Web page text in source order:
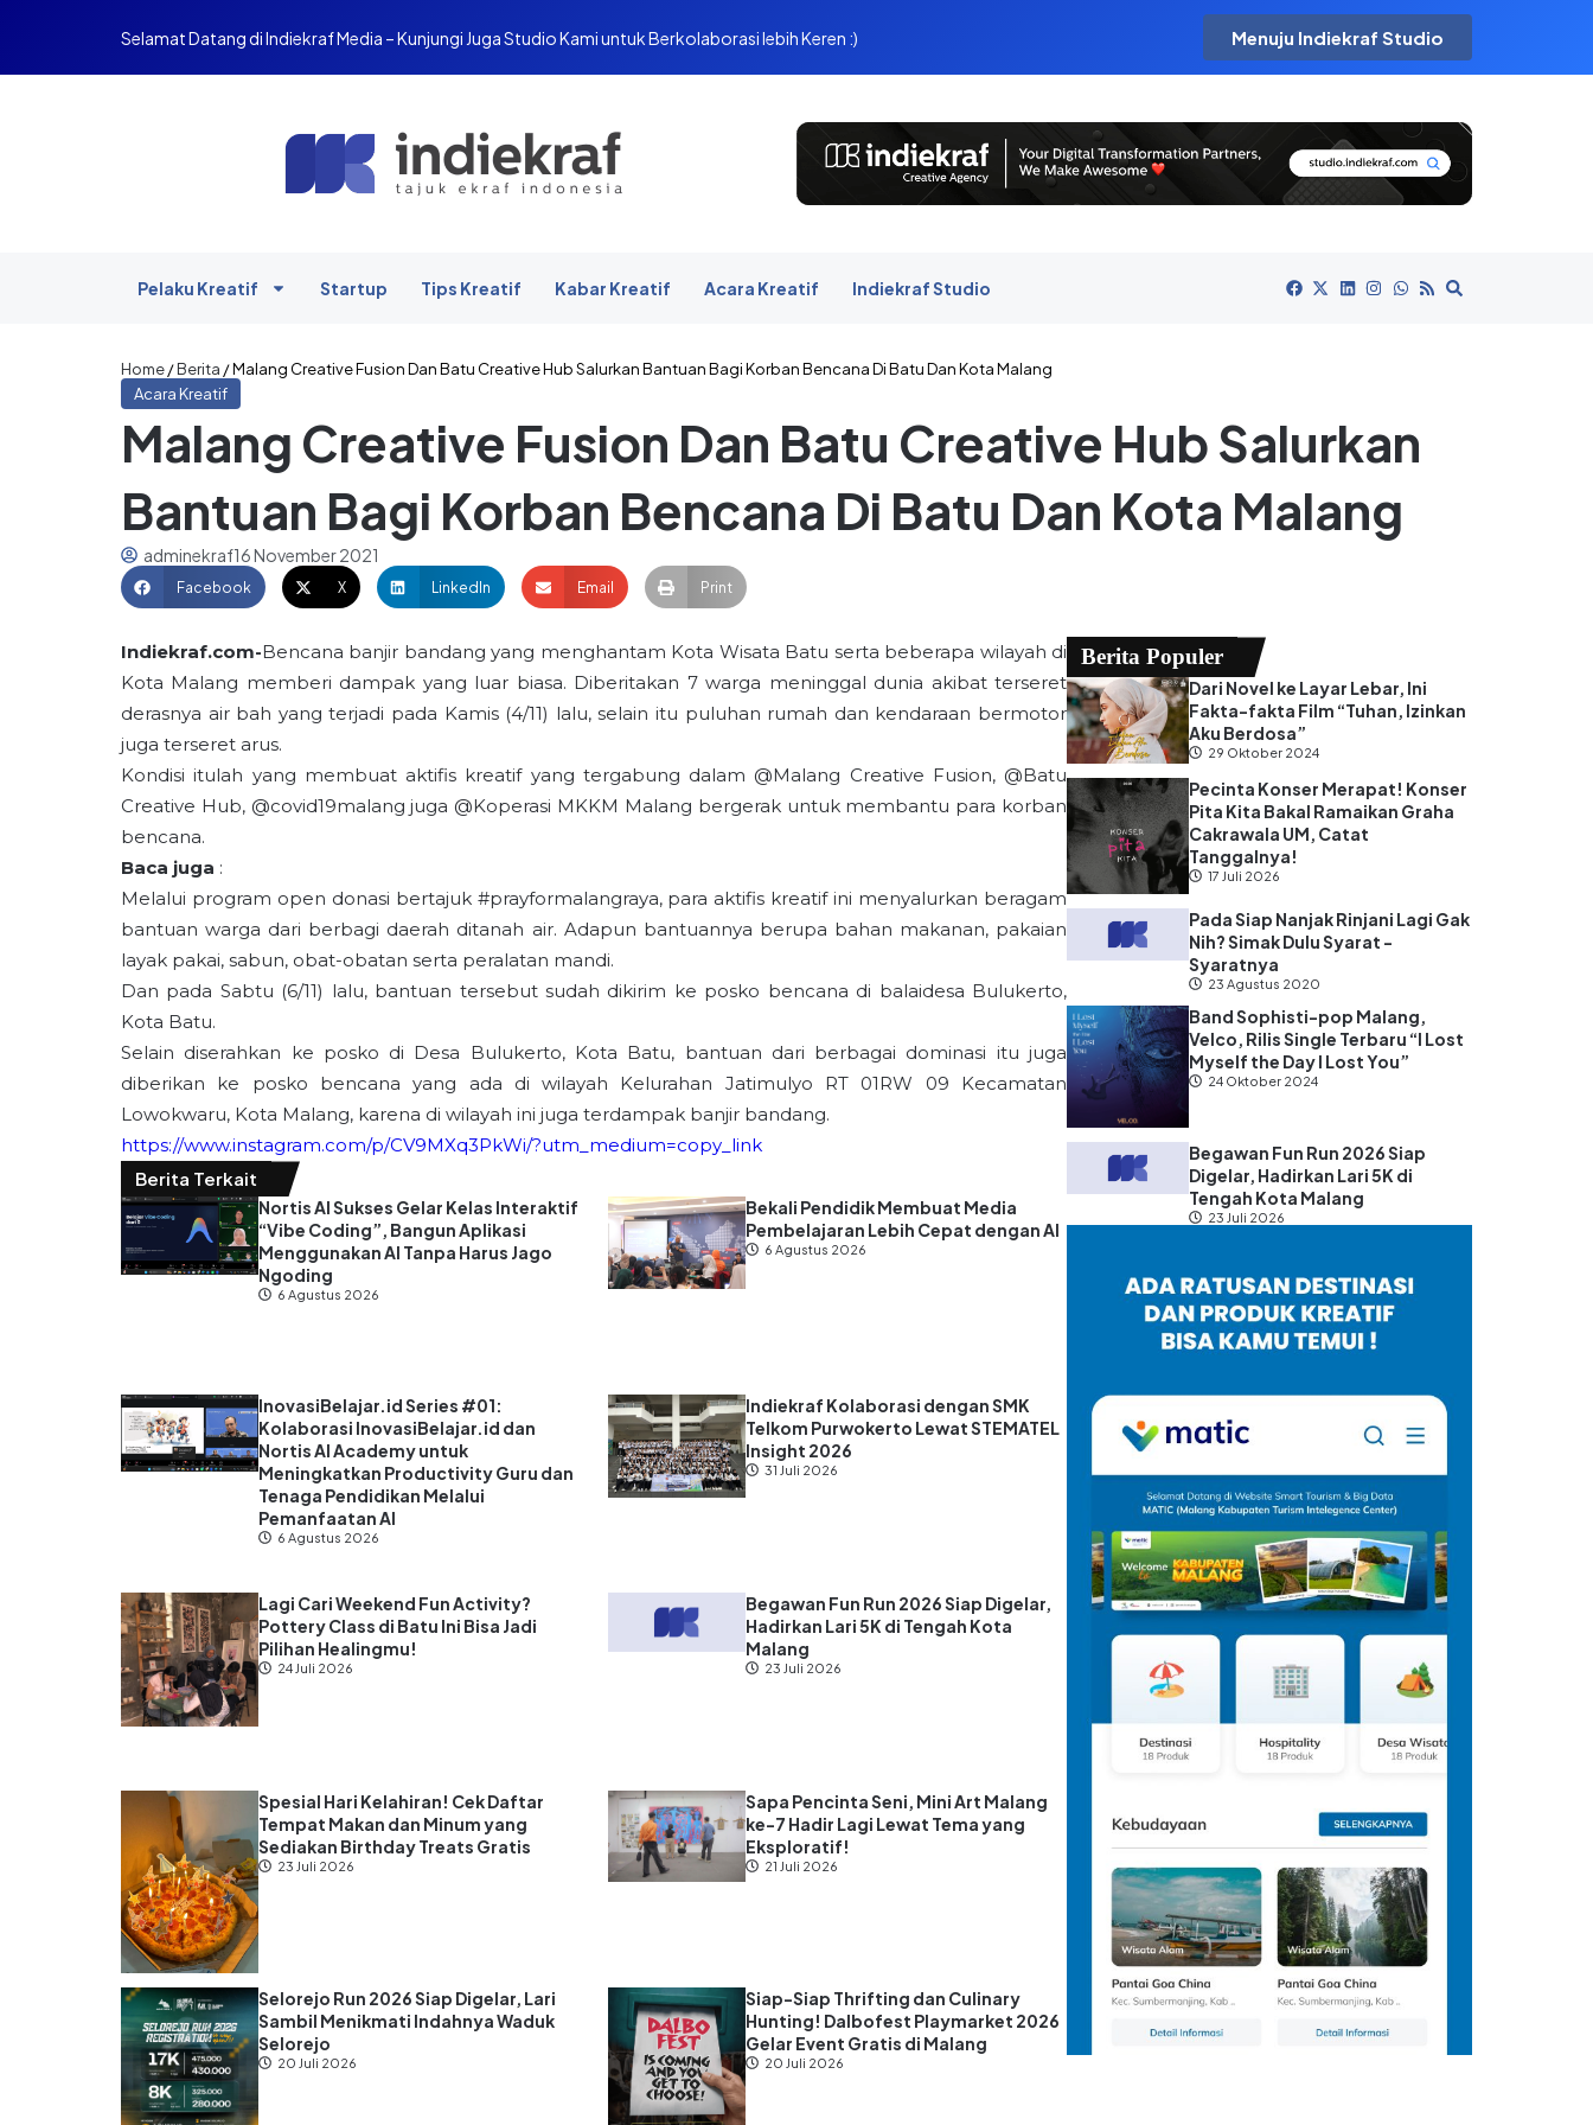
Selamat Datang di Indiekraf Media – Kunjungi Juga Studio Kami untuk Berkolaborasi lebih Keren :) Menuju Indiekraf Studio
Pelaku Kreatif Startup Tips Kreatif Kabar Kreatif Acara Kreatif Indiekraf Studio
Home/Berita /Malang Creative Fusion Dan Batu Creative Hub Salurkan Bantuan Bagi Korban Bencana Di Batu Dan Kota Malang
Acara Kreatif
Malang Creative Fusion Dan Batu Creative Hub Salurkan
Bantuan Bagi Korban Bencana Di Batu Dan Kota Malang
adminekraf16 November 2021
Facebook X LinkedIn Email Print
Indiekraf.com-Bencana banjir bandang yang menghantam Kota Wisata Batu serta beberapa wilayah di
Kota Malang memberi dampak yang luar biasa. Diberitakan 7 warga meninggal dunia akibat terseret
derasnya air bah yang terjadi pada Kamis (4/11) lalu, selain itu puluhan rumah dan kendaraan bermotor
juga terseret arus.
Kondisi itulah yang membuat aktifis kreatif yang tergabung dalam @Malang Creative Fusion, @Batu
Creative Hub, @covid19malang juga @Koperasi MKKM Malang bergerak untuk membantu para korban
bencana.
Baca juga :
Melalui program open donasi bertajuk #prayformalangraya, para aktifis kreatif ini menyalurkan beragam
bantuan warga dari berbagi daerah ditanah air. Adapun bantuannya berupa bahan makanan, pakaian
layak pakai, sabun, obat-obatan serta peralatan mandi.
Dan pada Sabtu (6/11) lalu, bantuan tersebut sudah dikirim ke posko bencana di balaidesa Bulukerto,
Kota Batu.
Selain diserahkan ke posko di Desa Bulukerto, Kota Batu, bantuan dari berbagai dominasi itu juga
diberikan ke posko bencana yang ada di wilayah Kelurahan Jatimulyo RT 01RW 09 Kecamatan
Lowokwaru, Kota Malang, karena di wilayah ini juga terdampak banjir bandang.
https://www.instagram.com/p/CV9MXq3PkWi/?utm_medium=copy_link
Berita Terkait
Nortis AI Sukses Gelar Kelas Interaktif
“Vibe Coding”, Bangun Aplikasi
Menggunakan AI Tanpa Harus Jago
Ngoding
6 Agustus 2026
Bekali Pendidik Membuat Media
Pembelajaran Lebih Cepat dengan AI
6 Agustus 2026
InovasiBelajar.id Series #01:
Kolaborasi InovasiBelajar.id dan
Nortis AI Academy untuk
Meningkatkan Productivity Guru dan
Tenaga Pendidikan Melalui
Pemanfaatan AI
6 Agustus 2026
Indiekraf Kolaborasi dengan SMK
Telkom Purwokerto Lewat STEMATEL
Insight 2026
31 Juli 2026
Lagi Cari Weekend Fun Activity?
Pottery Class di Batu Ini Bisa Jadi
Pilihan Healingmu!
24 Juli 2026
Begawan Fun Run 2026 Siap Digelar,
Hadirkan Lari 5K di Tengah Kota
Malang
23 Juli 2026
Spesial Hari Kelahiran! Cek Daftar
Tempat Makan dan Minum yang
Sediakan Birthday Treats Gratis
23 Juli 2026
Sapa Pencinta Seni, Mini Art Malang
ke-7 Hadir Lagi Lewat Tema yang
Eksploratif!
21 Juli 2026
Selorejo Run 2026 Siap Digelar, Lari
Sambil Menikmati Indahnya Waduk
Selorejo
20 Juli 2026
Siap-Siap Thrifting dan Culinary
Hunting! Dalbofest Playmarket 2026
Gelar Event Gratis di Malang
20 Juli 2026
Berita Populer
Dari Novel ke Layar Lebar, Ini
Fakta-fakta Film “Tuhan, Izinkan
Aku Berdosa”
29 Oktober 2024
Pecinta Konser Merapat! Konser
Pita Kita Bakal Ramaikan Graha
Cakrawala UM, Catat
Tanggalnya!
17 Juli 2026
Pada Siap Nanjak Rinjani Lagi Gak
Nih? Simak Dulu Syarat -
Syaratnya
23 Agustus 2020
Band Sophisti-pop Malang,
Velco, Rilis Single Terbaru “I Lost
Myself the Day I Lost You”
24 Oktober 2024
Begawan Fun Run 2026 Siap
Digelar, Hadirkan Lari 5K di
Tengah Kota Malang
23 Juli 2026